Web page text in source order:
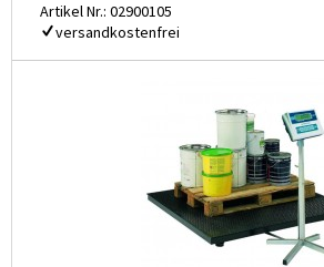
Artikel Nr.: 02900105
versandkostenfrei